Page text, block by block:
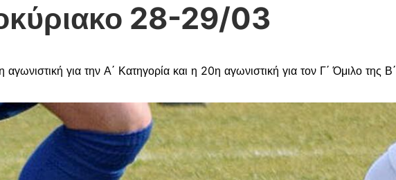
28-29/03
για την Α΄ Κατηγορία και η 20η αγωνιστική για τον Γ΄ Όμιλο της Β΄